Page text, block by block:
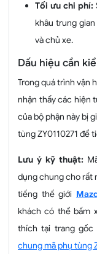
Tối ưu chi phí:
khâu trung
và chủ xe.
Dấu hiệu cần
Trong quá trình vận
nhận thấy các hiện
của bộ phận này bị
tùng ZY0110271 để
Lưu ý kỹ thuật:
dụng chung cho rất
tiếng thế giới
khách có thể bấm
thích tại trang gốc
chung mã phụ tùng